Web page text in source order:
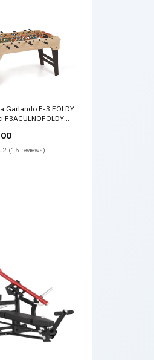
Garlando F-3 FOLDY
F3ACULNOFOLDY
(15 reviews)